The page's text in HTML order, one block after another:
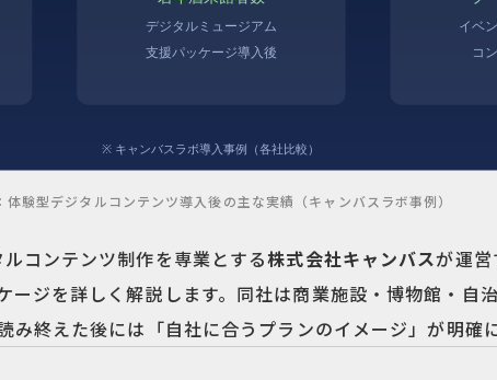
体験型デジタルコンテンツ導入後の主な実績（キャンバスラボ事例）
コンテンツ制作を専業とする株式会社キャンバスが運営
ジを詳しく解説します。同社は商業施設・博物館・自
み終えた後には「自社に合うプランのイメージ」が明確に